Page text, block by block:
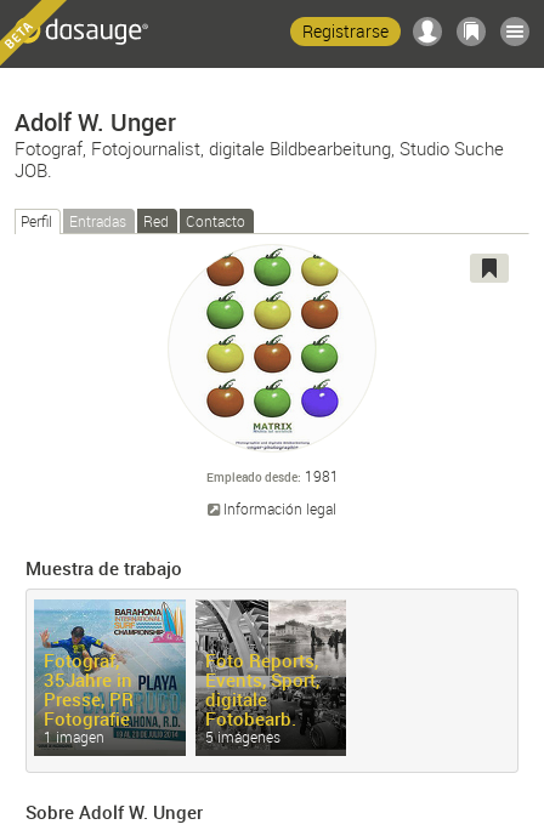
Registrarse
Adolf W. Unger
Fotograf, Fotojournalist, digitale Bildbearbeitung, Studio Suche
JOB.
Perfil Entradas Red Contacto
Empleado desde 1981
Información legal
Muestra de trabajo
Fotograf,
35Jahre in
Presse, PR
Fotografie
1 imagen
Foto Reports,
Events, Sport,
digitale
Fotobearb.
5 imágenes
Sobre Adolf W. Unger